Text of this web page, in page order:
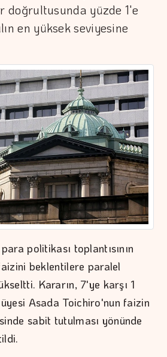
doğrultusunda yüzde 1'e
en yüksek seviyesine
politikası toplantısının
beklentilere paralel
Kararın, 7'ye karşı 1
üyesi Asada Toichiro'nun faizin
sabit tutulması yönünde